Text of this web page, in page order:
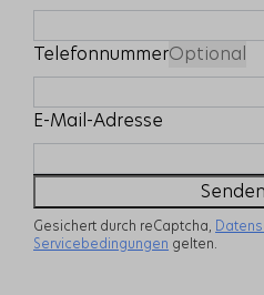
TelefonnummerOptional
E-Mail-Adresse
Gesichert durch reCaptcha,
Servicebedingungen gelten.